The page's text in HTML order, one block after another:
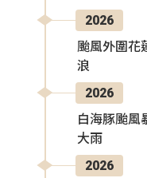
2026
颱風外圍花
浪
2026
白海豚颱風
大雨
2026